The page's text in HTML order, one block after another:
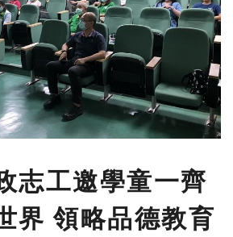
志工邀學童一齊
界 領略品德教育